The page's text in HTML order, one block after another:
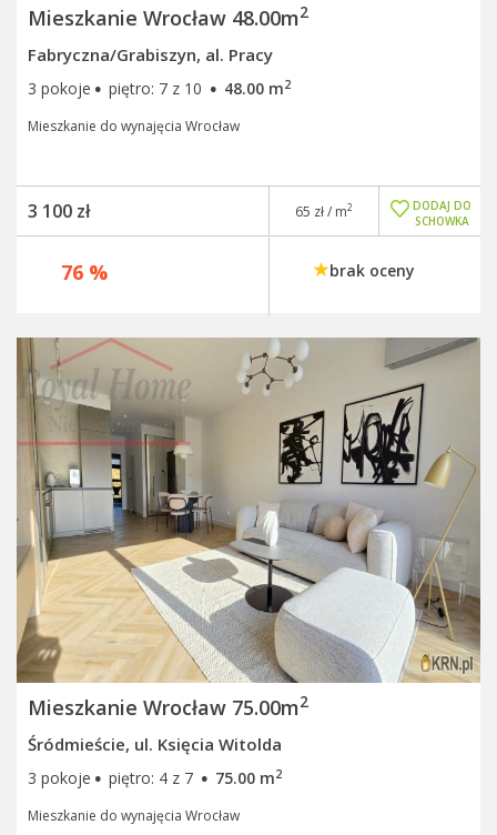
Mieszkanie Wrocław 48.00m2
Fabryczna/Grabiszyn, al. Pracy
3 pokoje · piętro: 7 z 10 · 48.00 m2
Mieszkanie do wynajęcia Wrocław
3 100 zł
DODAJ DO
SCHOWKA
65 zł / m2
76 % brak oceny
Mieszkanie Wrocław 75.00m2
Śródmieście, ul. Księcia Witolda
3 pokoje · piętro: 4 z 7 · 75.00 m2
Mieszkanie do wynajęcia Wrocław